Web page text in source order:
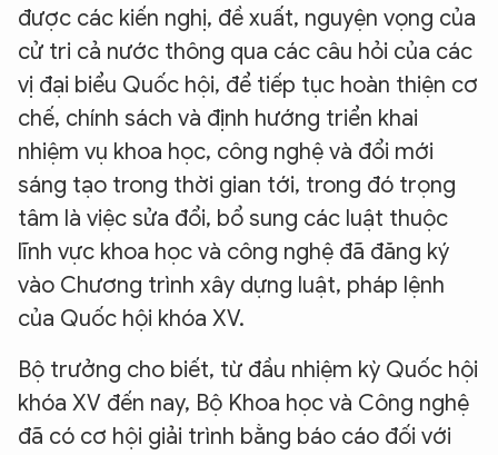
được các kiến nghị, đề xuất, nguyện vọng của
cử tri cả nước thông qua các câu hỏi của các
vị đại biểu Quốc hội, để tiếp tục hoàn thiện cơ
chế, chính sách và định hướng triển khai
nhiệm vụ khoa học, công nghệ và đổi mới
sáng tạo trong thời gian tới, trong đó trọng
tâm là việc sửa đổi, bổ sung các luật thuộc
lĩnh vực khoa học và công nghệ đã đăng ký
vào Chương trình xây dựng luật, pháp lệnh
của Quốc hội khóa XV.
Bộ trưởng cho biết, từ đầu nhiệm kỳ Quốc hội
khóa XV đến nay, Bộ Khoa học và Công nghệ
đã có cơ hội giải trình bằng báo cáo đối với